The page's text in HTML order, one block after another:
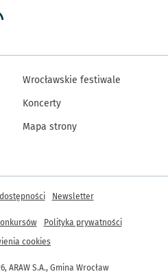
Wrocławskie festiwale
Koncerty
Mapa strony
ARAW S.A., Gmina Wrocław
Newsletter
Polityka prywatności
cookies